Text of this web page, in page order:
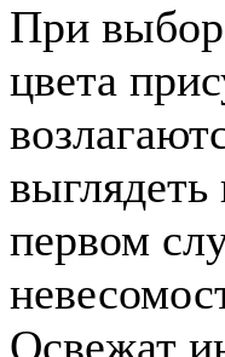
При
цвета
первом
Освежат